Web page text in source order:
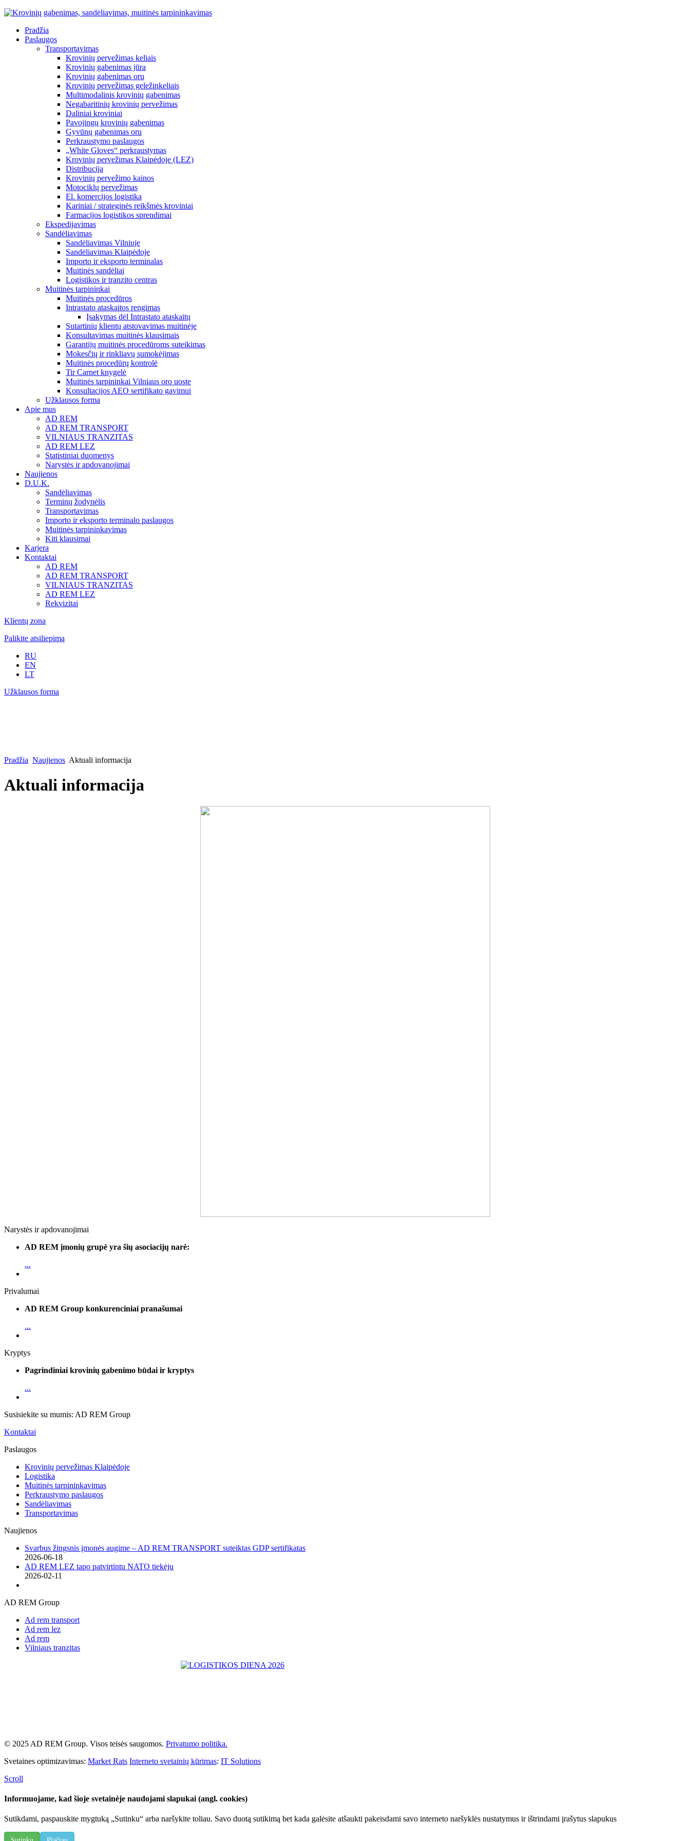
Pradžia
Paslaugos
Transportavimas
Krovinių pervežimas keliais
Krovinių gabenimas jūra
Krovinių gabenimas oru
Krovinių pervežimas geležinkeliais
Multimodalinis krovinių gabenimas
Negabaritinių krovinių pervežimas
Daliniai kroviniai
Pavojingų krovinių gabenimas
Gyvūnų gabenimas oru
Perkraustymo paslaugos
„White Gloves“ perkraustymas
Krovinių pervežimas Klaipėdoje (LEZ)
Distribucija
Krovinių pervežimo kainos
Motociklų pervežimas
El. komercijos logistika
Kariniai / strateginės reikšmės kroviniai
Farmacijos logistikos sprendimai
Ekspedijavimas
Sandėliavimas
Sandėliavimas Vilniuje
Sandėliavimas Klaipėdoje
Importo ir eksporto terminalas
Muitinės sandėliai
Logistikos ir tranzito centras
Muitinės tarpininkai
Muitinės procedūros
Intrastato ataskaitos rengimas
Įsakymas dėl Intrastato ataskaitų
Sutartinių klientų atstovavimas muitinėje
Konsultavimas muitinės klausimais
Garantijų muitinės procedūroms suteikimas
Mokesčių ir rinkliavų sumokėjimas
Muitinės procedūrų kontrolė
Tir Carnet knygelė
Muitinės tarpininkai Vilniaus oro uoste
Konsultacijos AEO sertifikato gavimui
Užklausos forma
Apie mus
AD REM
AD REM TRANSPORT
VILNIAUS TRANZITAS
AD REM LEZ
Statistiniai duomenys
Narystės ir apdovanojimai
Naujienos
D.U.K.
Sandėliavimas
Terminų žodynėlis
Transportavimas
Importo ir eksporto terminalo paslaugos
Muitinės tarpininkavimas
Kiti klausimai
Karjera
Kontaktai
AD REM
AD REM TRANSPORT
VILNIAUS TRANZITAS
AD REM LEZ
Rekvizitai
Klientų zona
Palikite atsiliepimą
RU
EN
LT
Užklausos forma
Pradžia Naujienos Aktuali informacija
Aktuali informacija
Narystės ir apdovanojimai
AD REM įmonių grupė yra šių asociacijų narė:
...
Privalumai
AD REM Group konkurenciniai pranašumai
...
Kryptys
Pagrindiniai krovinių gabenimo būdai ir kryptys
...
Susisiekite su mumis: AD REM Group
Kontaktai
Paslaugos
Krovinių pervežimas Klaipėdoje
Logistika
Muitinės tarpininkavimas
Perkraustymo paslaugos
Sandėliavimas
Transportavimas
Naujienos
Svarbus žingsnis įmonės augime – AD REM TRANSPORT suteiktas GDP sertifikatas
2026-06-18
AD REM LEZ tapo patvirtintu NATO tiekėju
2026-02-11
AD REM Group
Ad rem transport
Ad rem lez
Ad rem
Vilniaus tranzitas
© 2025 AD REM Group. Visos teisės saugomos. Privatumo politika.
Svetaines optimizavimas: Market Rats Interneto svetainių kūrimas: IT Solutions
Scroll
Informuojame, kad šioje svetainėje naudojami slapukai (angl. cookies)
Sutikdami, paspauskite mygtuką „Sutinku“ arba naršykite toliau. Savo duotą sutikimą bet kada galėsite atšaukti pakeisdami savo interneto naršyklės nustatymus ir ištrindami įrašytus slapukus